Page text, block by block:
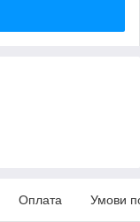
Оплата Умови